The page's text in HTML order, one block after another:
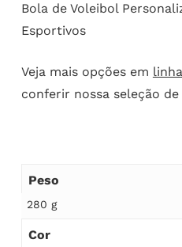
Bola de Voleibol
Esportivos
Veja mais opções em
conferir nossa seleção de
Peso
280 g
Cor